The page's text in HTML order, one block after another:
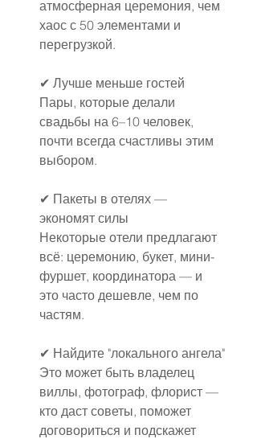
атмосферная церемония, чем
хаос с 50 элементами и
перегрузкой.
✔ Лучше меньше гостей
Пары, которые делали
свадьбы на 6–10 человек,
почти всегда счастливы этим
выбором.
✔ Пакеты в отелях —
экономят силы
Некоторые отели предлагают
всё: церемонию, букет, мини-
фуршет, координатора — и
это часто дешевле, чем по
частям.
✔ Найдите "локального ангела"
Это может быть владелец
виллы, фотограф, флорист —
кто даст советы, поможет
договориться и подскажет